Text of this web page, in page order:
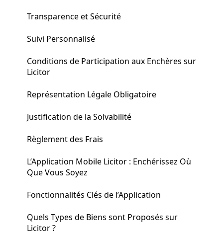
Transparence et Sécurité
Suivi Personnalisé
Conditions de Participation aux Enchères sur
Licitor
Représentation Légale Obligatoire
Justification de la Solvabilité
Règlement des Frais
L’Application Mobile Licitor : Enchérissez Où
Que Vous Soyez
Fonctionnalités Clés de l’Application
Quels Types de Biens sont Proposés sur
Licitor ?